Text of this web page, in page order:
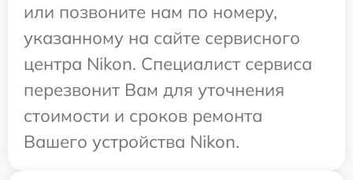
или позвоните нам по номеру,
указанному на сайте сервисного
центра Nikon. Специалист сервиса
перезвонит Вам для уточнения
стоимости и сроков ремонта
Вашего устройства Nikon.